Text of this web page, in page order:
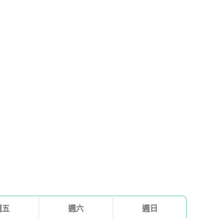
五 週六 週日